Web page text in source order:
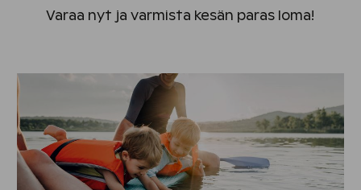
Varaa nyt ja varmista kesän paras loma!